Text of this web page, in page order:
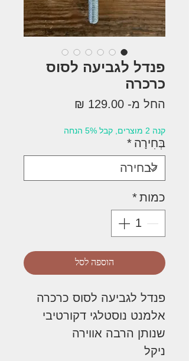
פנדל לגביעה לסוס
כרכרה
החל מ- 129.00 ₪
קנה 2 מוצרים, קבל 5% הנחה
בְּחִירָה *
כמות*
הוספה לסל
פנדל לגביעה לסוס כרכרה
אלמנט נוסטלגי דקורטיבי
שנותן הרבה אווירה
ניקל